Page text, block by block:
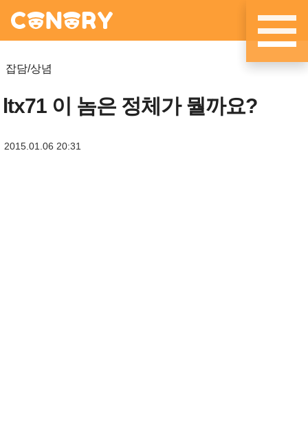
잡담/상념
ltx71 이 놈은 정체가 뭘까요?
2015.01.06 20:31